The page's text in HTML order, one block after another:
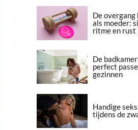
De overgang
als moeder:
ritme en rust
De
perfect
gezinnen
Handige
tijdens de